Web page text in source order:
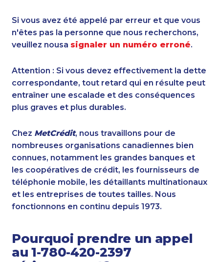
Si vous avez été appelé par erreur et que vous
n'êtes pas la personne que nous recherchons,
veuillez nousa signaler un numéro erroné.
Attention : Si vous devez effectivement la dette
correspondante, tout retard qui en résulte peut
entraîner une escalade et des conséquences
plus graves et plus durables.
Chez MetCrédit, nous travaillons pour de
nombreuses organisations canadiennes bien
connues, notamment les grandes banques et
les coopératives de crédit, les fournisseurs de
téléphonie mobile, les détaillants multinationaux
et les entreprises de toutes tailles. Nous
fonctionnons en continu depuis 1973.
Pourquoi prendre un appel
au 1-780-420-2397